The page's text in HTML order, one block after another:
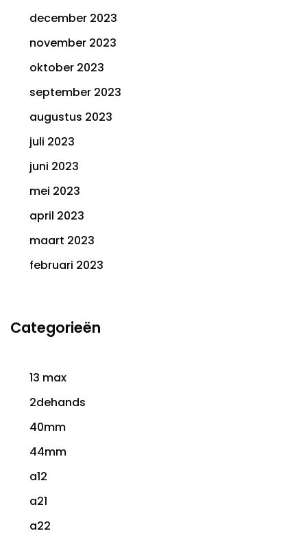
december 2023
november 2023
oktober 2023
september 2023
augustus 2023
juli 2023
juni 2023
mei 2023
april 2023
maart 2023
februari 2023
Categorieën
13 max
2dehands
40mm
44mm
a12
a21
a22